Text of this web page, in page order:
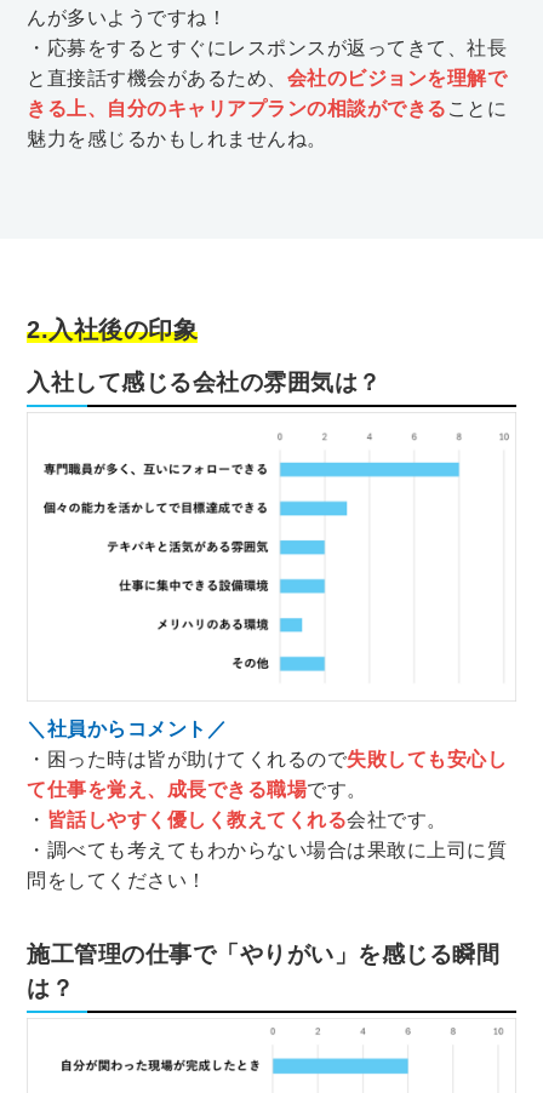
んが多いようですね！
・応募をするとすぐにレスポンスが返ってきて、社長
と直接話す機会があるため、 会社のビジョンを理解で
きる上、自分のキャリアプランの相談ができる ことに
魅力を感じるかもしれませんね。
2.入社後の印象
入社して感じる会社の雰囲気は？
＼社員からコメント／
・困った時は皆が助けてくれるので失敗しても安心し
て仕事を覚え、成長できる職場です。
・ 皆話しやすく優しく教えてくれる会社です。
・調べても考えてもわからない場合は果敢に上司に質
問をしてください！
施工管理の仕事で「やりがい」を感じる瞬間
は？